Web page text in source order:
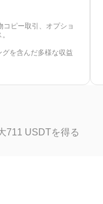
ピー取引、オプショ
を含んだ多様な収益
711 USDTを得る